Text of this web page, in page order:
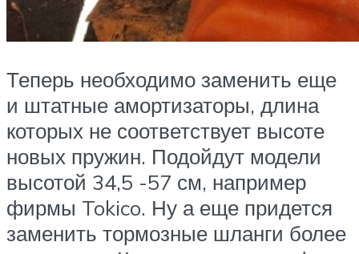
Теперь необходимо заменить еще
и штатные амортизаторы, длина
которых не соответствует высоте
новых пружин. Подойдут модели
высотой 34,5 -57 см, например
фирмы Tokico. Ну а еще придется
заменить тормозные шланги более